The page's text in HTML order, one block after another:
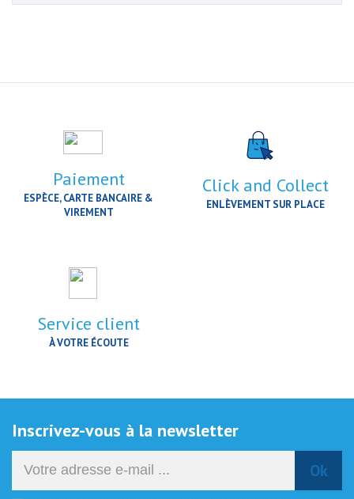
Paiement
ESPÈCE, CARTE BANCAIRE &
VIREMENT
Click and Collect
ENLÈVEMENT SUR PLACE
Service client
À VOTRE ÉCOUTE
Inscrivez-vous à la newsletter